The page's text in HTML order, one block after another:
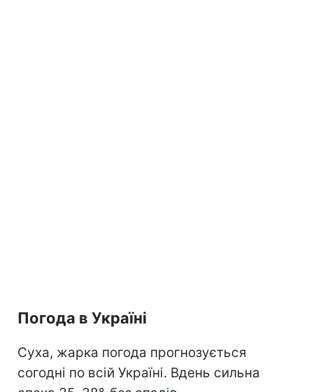
Погода в Україні
Суха, жарка погода прогнозується
согодні по всій Україні. Вдень сильна